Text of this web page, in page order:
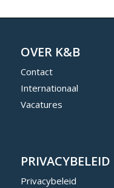
OVER K&B
Contact
Internationaal
Vacatures
PRIVACYBELEID
Privacybeleid